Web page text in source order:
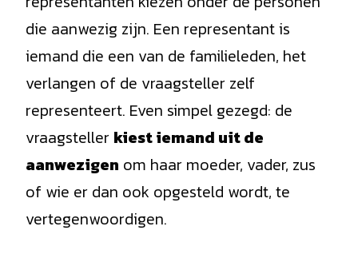
die aanwezig zijn. Een representant is
iemand die een van de familieleden, het
verlangen of de vraagsteller zelf
representeert. Even simpel gezegd: de
vraagsteller kiest iemand uit de
aanwezigen om haar moeder, vader, zus
of wie er dan ook opgesteld wordt, te
vertegenwoordigen.